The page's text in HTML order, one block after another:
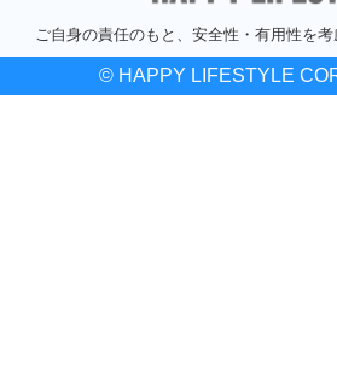
ご自身の責任のもと、安全性・有用性を考
© HAPPY LIFESTYLE